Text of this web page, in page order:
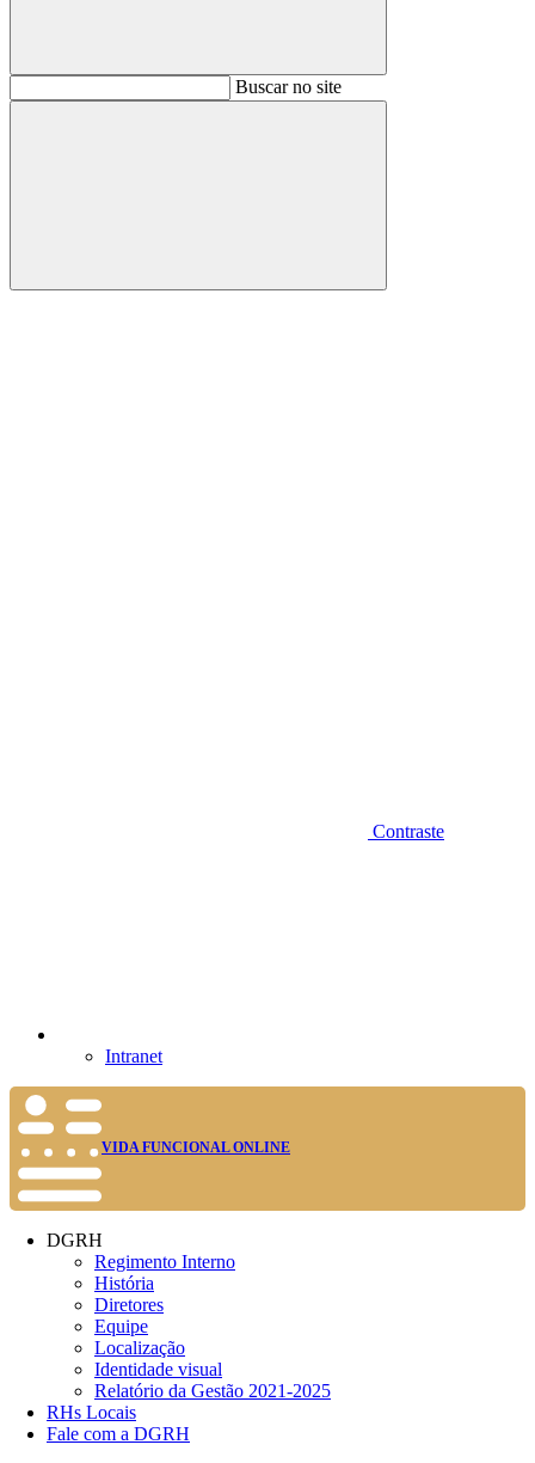
BuscarBuscar no site
Buscar
Contraste
Intranet
VIDA FUNCIONAL ONLINE
DGRH
Regimento Interno
História
Diretores
Equipe
Localização
Identidade visual
Relatório da Gestão 2021-2025
RHs Locais
Fale com a DGRH